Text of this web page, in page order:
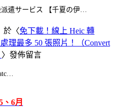
遣サービス 【千夏の伊…
於〈免下載！線上 Heic 轉
理最多 50 張照片！（Convert
〉發佈留言
6月